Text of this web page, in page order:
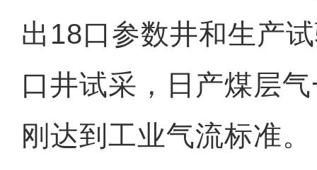
出18口参数井和生产
口井试采，日产煤层
刚达到工业气流标准。